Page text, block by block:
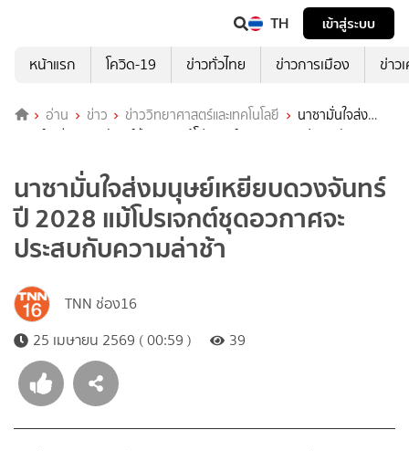
TH
เข้าสู่ระบบ
หน้าแรก
โควิด-19 ข่าวทั่วไทย ข่าวการเมือง ข่าว
อ่าน ข่าว ข่าววิทยาศาสตร์และเทคโนโลยี
นาซามั่นใจส่ง
มนุษย์เหยียบดวงจันทร์ปี 2028 แม้โปรเจกต์ชุดอวกาศจะประสบกับความ
นาซามั่นใจส่งมนุษย์เหยียบดวงจันทร์
ปี 2028 แม้โปรเจกต์ชุดอวกาศจะ
ประสบกับความล่าช้า
TNN ช่อง16
25 เมษายน 2569 ( 00:59 )
39